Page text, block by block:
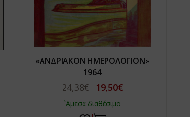
«ΑΝΔΡΙΑΚΟΝ ΗΜΕΡΟΛΟΓΙΟΝ»
1964
24,38€ 19,50€
`Αμεσα διαθέσιμο